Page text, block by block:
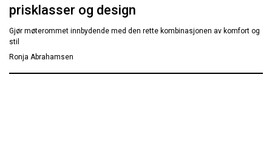
prisklasser og design
Gjør møterommet innbydende med den rette kombinasjonen av komfort og
stil
Ronja Abrahamsen